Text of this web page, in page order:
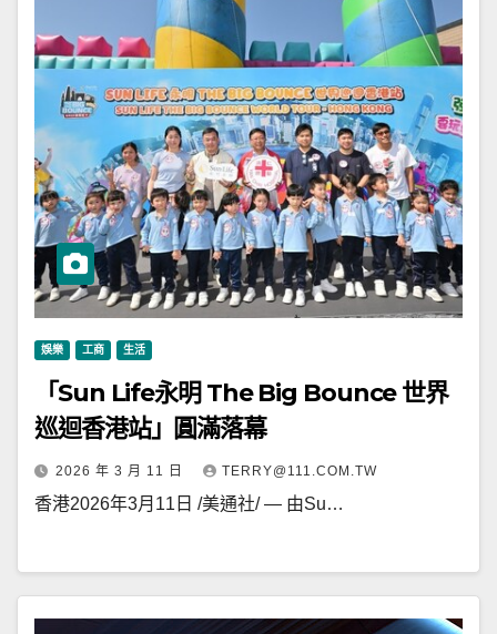
娛樂 工商 生活
「Sun Life永明 The Big Bounce 世界
巡迴香港站」圓滿落幕
2026 年 3 月 11 日 TERRY@111.COM.TW
香港2026年3月11日 /美通社/ — 由Su…